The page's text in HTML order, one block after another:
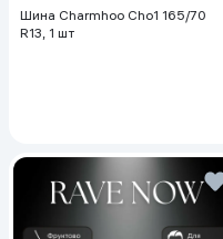
Шина Charmhoo Cho1 165/70
R13, 1 шт